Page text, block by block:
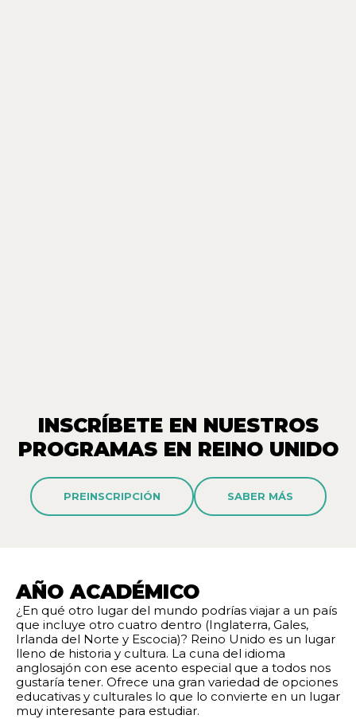
INSCRÍBETE EN NUESTROS
PROGRAMAS EN REINO UNIDO
PREINSCRIPCIÓN SABER MÁS
AÑO ACADÉMICO
¿En qué otro lugar del mundo podrías viajar a un país
que incluye otro cuatro dentro (Inglaterra, Gales,
Irlanda del Norte y Escocia)? Reino Unido es un lugar
lleno de historia y cultura. La cuna del idioma
anglosajón con ese acento especial que a todos nos
gustaría tener. Ofrece una gran variedad de opciones
educativas y culturales lo que lo convierte en un lugar
muy interesante para estudiar.